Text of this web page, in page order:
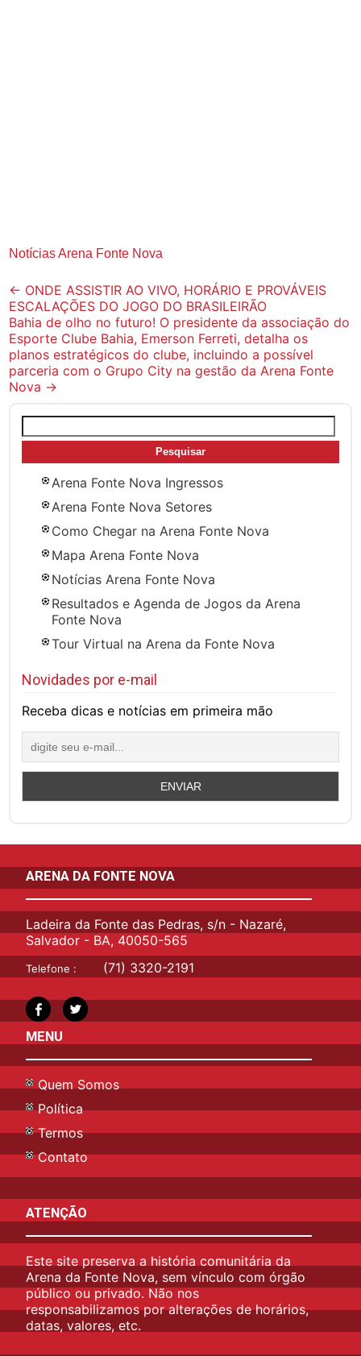
Notícias Arena Fonte Nova
Post
navigation
← ONDE ASSISTIR AO VIVO, HORÁRIO E PROVÁVEIS
ESCALAÇÕES DO JOGO DO BRASILEIRÃO
Bahia de olho no futuro! O presidente da associação do
Esporte Clube Bahia, Emerson Ferreti, detalha os
planos estratégicos do clube, incluindo a possível
parceria com o Grupo City na gestão da Arena Fonte
Nova →
por:
Arena Fonte Nova Ingressos
Arena Fonte Nova Setores
Como Chegar na Arena Fonte Nova
Mapa Arena Fonte Nova
Notícias Arena Fonte Nova
Resultados e Agenda de Jogos da Arena
Fonte Nova
Tour Virtual na Arena da Fonte Nova
Novidades por e-mail
Receba dicas e notícias em primeira mão
ARENA DA FONTE NOVA
Ladeira da Fonte das Pedras, s/n - Nazaré,
Salvador - BA, 40050-565
Telefone : (71) 3320-2191
MENU
Quem Somos
Política
Termos
Contato
ATENÇÃO
Este site preserva a história comunitária da
Arena da Fonte Nova, sem vínculo com órgão
público ou privado. Não nos
responsabilizamos por alterações de horários,
datas, valores, etc.